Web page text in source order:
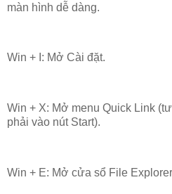
màn hình dễ dàng.
Win + I: Mở Cài đặt.
Win + X: Mở menu Quick Link
phải vào nút Start).
Win + E: Mở cửa sổ File